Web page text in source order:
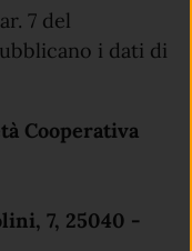
7 del
i dati di
Cooperativa
7, 25040 -